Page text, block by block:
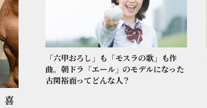
喜
「六甲おろし」も「モスラの歌」も作
曲。朝ドラ「エール」のモデルになった
古関裕而ってどんな人？